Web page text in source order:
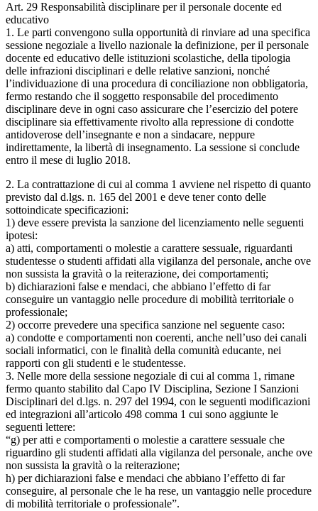
Art. 29 Responsabilità disciplinare per il personale docente ed
educativo
1. Le parti convengono sulla opportunità di rinviare ad una specifica
sessione negoziale a livello nazionale la definizione, per il personale
docente ed educativo delle istituzioni scolastiche, della tipologia
delle infrazioni disciplinari e delle relative sanzioni, nonché
l’individuazione di una procedura di conciliazione non obbligatoria,
fermo restando che il soggetto responsabile del procedimento
disciplinare deve in ogni caso assicurare che l’esercizio del potere
disciplinare sia effettivamente rivolto alla repressione di condotte
antidoverose dell’insegnante e non a sindacare, neppure
indirettamente, la libertà di insegnamento. La sessione si conclude
entro il mese di luglio 2018.
2. La contrattazione di cui al comma 1 avviene nel rispetto di quanto
previsto dal d.lgs. n. 165 del 2001 e deve tener conto delle
sottoindicate specificazioni:
1) deve essere prevista la sanzione del licenziamento nelle seguenti
ipotesi:
a) atti, comportamenti o molestie a carattere sessuale, riguardanti
studentesse o studenti affidati alla vigilanza del personale, anche ove
non sussista la gravità o la reiterazione, dei comportamenti;
b) dichiarazioni false e mendaci, che abbiano l’effetto di far
conseguire un vantaggio nelle procedure di mobilità territoriale o
professionale;
2) occorre prevedere una specifica sanzione nel seguente caso:
a) condotte e comportamenti non coerenti, anche nell’uso dei canali
sociali informatici, con le finalità della comunità educante, nei
rapporti con gli studenti e le studentesse.
3. Nelle more della sessione negoziale di cui al comma 1, rimane
fermo quanto stabilito dal Capo IV Disciplina, Sezione I Sanzioni
Disciplinari del d.lgs. n. 297 del 1994, con le seguenti modificazioni
ed integrazioni all’articolo 498 comma 1 cui sono aggiunte le
seguenti lettere:
“g) per atti e comportamenti o molestie a carattere sessuale che
riguardino gli studenti affidati alla vigilanza del personale, anche ove
non sussista la gravità o la reiterazione;
h) per dichiarazioni false e mendaci che abbiano l’effetto di far
conseguire, al personale che le ha rese, un vantaggio nelle procedure
di mobilità territoriale o professionale”.